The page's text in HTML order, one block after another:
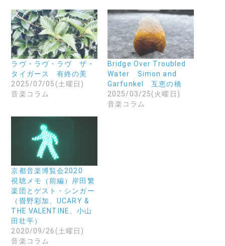
o
o
k
で
共
有
す
る
に
は
ク
リ
ッ
ク
く
い
(
ウ
ィ
ン
ド
ウ
で
開
き
ま
す
)
て
友
達
に
メ
ー
ル
で
リ
ン
ク
を
送
し
ィ
ン
ド
ウ
で
開
き
ま
す
て
X
で
共
有
(
新
し
い
ウ
ィ
ン
ド
き
ラヴ・ラヴ・ラヴ ザ・
タイガース 有終の美
2025/07/05(土曜日)
音楽コラム
Bridge Over Troubled
Water Simon and
Garfunkel 互恵の橋
2025/03/25(火曜日)
音楽コラム
京都音楽博覧会2020
視聴メモ（前編）岸田繁
楽団とゲスト・シンガー
（畳野彩加、UCARY &
THE VALENTINE、小山
田壮平）
2020/09/26(土曜日)
音楽コラム